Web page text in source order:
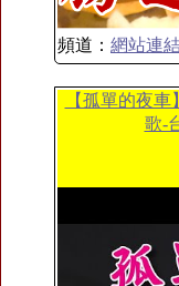
頻道： 網站連
【孤單的夜
歌-